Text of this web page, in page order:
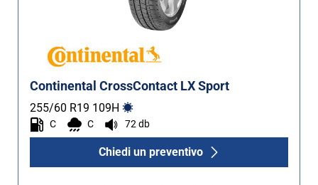
Continental CrossContact LX Sport
255/60 R19 109H
C C 72 db
Chiedi un preventivo